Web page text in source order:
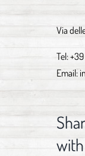
Via
Tel:
Email: